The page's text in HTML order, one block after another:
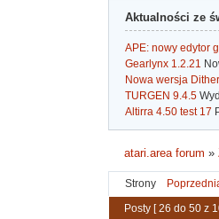
Aktualności ze
APE: nowy edytor
Gearlynx 1.2.21
Nowa wersja
TURGEN 9.4.5
Altirra 4.50 test 17
atari.area forum »
Strony
Posty [ 26 do 50 z